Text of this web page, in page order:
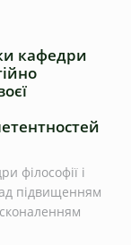
кафедри
філософії і
підвищенням